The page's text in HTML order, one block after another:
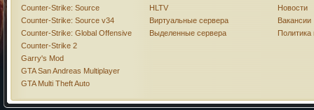
Counter-Strike: Source
Counter-Strike: Source v34
Counter-Strike: Global Offensive
Counter-Strike 2
Garry's Mod
GTA San Andreas Multiplayer
GTA Multi Theft Auto
HLTV
Виртуальные сервера
Выделенные сервера
Новости
Вакансии
Политика